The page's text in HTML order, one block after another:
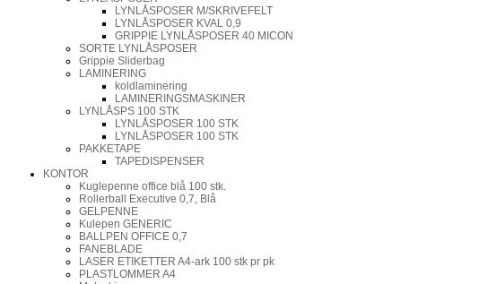
LYNLÅSPOSER M/SKRIVEFELT
LYNLÅSPOSER KVAL 0,9
GRIPPIE LYNLÅSPOSER 40 MICON
SORTE LYNLÅSPOSER
Grippie Sliderbag
LAMINERING
koldlaminering
LAMINERINGSMASKINER
LYNLÅSPS 100 STK
LYNLÅSPOSER 100 STK
LYNLÅSPOSER 100 STK
PAKKETAPE
TAPEDISPENSER
KONTOR
Kuglepenne office blå 100 stk.
Rollerball Executive 0,7, Blå
GELPENNE
Kulepen GENERIC
BALLPEN OFFICE 0,7
FANEBLADE
LASER ETIKETTER A4-ark 100 stk pr pk
PLASTLOMMER A4